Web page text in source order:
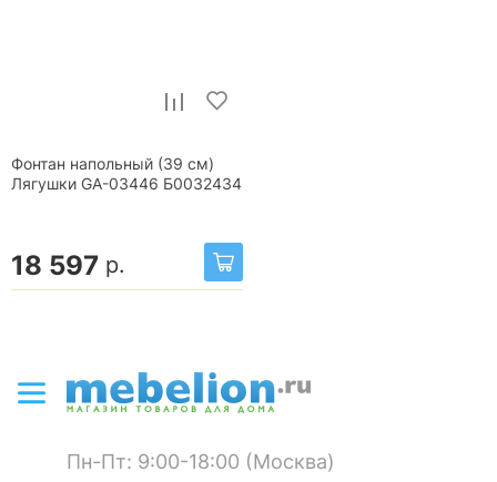
Фонтан напольный (39 см)
Лягушки GA-03446 Б0032434
18 597 р.
Пн-Пт: 9:00-18:00 (Москва)